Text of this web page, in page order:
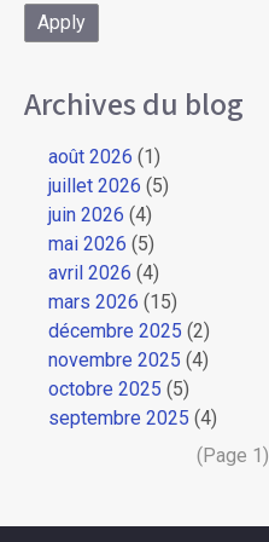
Archives du blog
août 2026 (1)
juillet 2026 (5)
juin 2026 (4)
mai 2026 (5)
avril 2026 (4)
mars 2026 (15)
décembre 2025 (2)
novembre 2025 (4)
octobre 2025 (5)
septembre 2025 (4)
(Page 1)